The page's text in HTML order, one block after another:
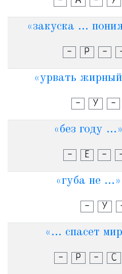
«закуска ...
- Р -
«урвать
- У -
«без году
- Е -
«губа не
- У
«... спасет
- Р - С